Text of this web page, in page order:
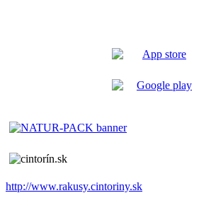
http://www.rakusy.cintoriny.sk